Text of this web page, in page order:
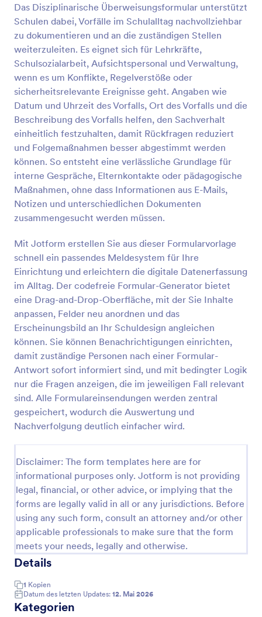
Das Disziplinarische Überweisungsformular unterstützt
Schulen dabei, Vorfälle im Schulalltag nachvollziehbar
zu dokumentieren und an die zuständigen Stellen
weiterzuleiten. Es eignet sich für Lehrkräfte,
Schulsozialarbeit, Aufsichtspersonal und Verwaltung,
wenn es um Konflikte, Regelverstöße oder
sicherheitsrelevante Ereignisse geht. Angaben wie
Datum und Uhrzeit des Vorfalls, Ort des Vorfalls und die
Beschreibung des Vorfalls helfen, den Sachverhalt
einheitlich festzuhalten, damit Rückfragen reduziert
und Folgemaßnahmen besser abgestimmt werden
können. So entsteht eine verlässliche Grundlage für
interne Gespräche, Elternkontakte oder pädagogische
Maßnahmen, ohne dass Informationen aus E-Mails,
Notizen und unterschiedlichen Dokumenten
zusammengesucht werden müssen.
Mit Jotform erstellen Sie aus dieser Formularvorlage
schnell ein passendes Meldesystem für Ihre
Einrichtung und erleichtern die digitale Datenerfassung
im Alltag. Der codefreie Formular-Generator bietet
eine Drag-and-Drop-Oberfläche, mit der Sie Inhalte
anpassen, Felder neu anordnen und das
Erscheinungsbild an Ihr Schuldesign angleichen
können. Sie können Benachrichtigungen einrichten,
damit zuständige Personen nach einer Formular-
Antwort sofort informiert sind, und mit bedingter Logik
nur die Fragen anzeigen, die im jeweiligen Fall relevant
sind. Alle Formulareinsendungen werden zentral
gespeichert, wodurch die Auswertung und
Nachverfolgung deutlich einfacher wird.
Disclaimer: The form templates here are for
informational purposes only. Jotform is not providing
legal, financial, or other advice, or implying that the
forms are legally valid in all or any jurisdictions. Before
using any such form, consult an attorney and/or other
applicable professionals to make sure that the form
meets your needs, legally and otherwise.
Details
1 Kopien
Datum des letzten Updates: 12. Mai 2026
Kategorien
Vorschau
Verhaltens Und Vorfallbericht Formular
Dokumentieren Sie Vorfälle und auffälliges Verhalten
in Schule, Betreuung oder Verein einheitlich mit
dem Ridgewood Verhalten- und Vorfall-Formular
und erleichtern Sie interne Abstimmung,
Nachverfolgung und Auswertung in Jotform.
Go to Category:
Vorfallsmeldeformulare
Vorlage verwenden
Vorschau